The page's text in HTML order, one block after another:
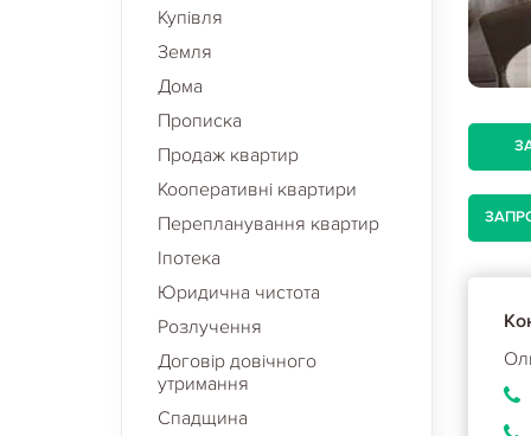
Купівля
Земля
Дома
Прописка
Продаж квартир
Кооперативні квартири
Перепланування квартир
Іпотека
Юридична чистота
Розлучення
Договір довічного
утримання
Спадщина